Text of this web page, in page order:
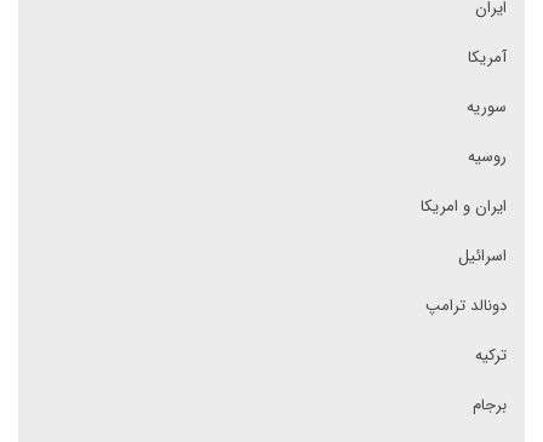
ایران
آمریکا
سوریه
روسیه
ایران و امریکا
اسرائیل
دونالد ترامپ
ترکیه
برجام